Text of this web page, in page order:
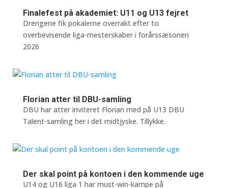
Finalefest på akademiet: U11 og U13 fejret
Drengene fik pokalerne overrakt efter to
overbevisende liga-mesterskaber i forårssæsonen
2026
Florian atter til DBU-samling
DBU har atter inviteret Florian med på U13 DBU
Talent-samling her i det midtjyske. Tillykke.
Der skal point på kontoen i den kommende uge
U14 og U16 liga 1 har must-win-kampe på